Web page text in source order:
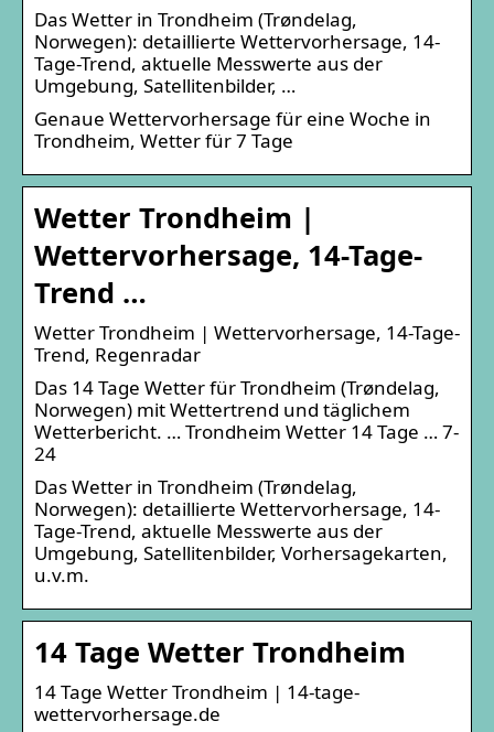
Das Wetter in Trondheim (Trøndelag,
Norwegen): detaillierte Wettervorhersage, 14-
Tage-Trend, aktuelle Messwerte aus der
Umgebung, Satellitenbilder, …
Genaue Wettervorhersage für eine Woche in
Trondheim, Wetter für 7 Tage
Wetter Trondheim |
Wettervorhersage, 14-Tage-
Trend …
Wetter Trondheim | Wettervorhersage, 14-Tage-
Trend, Regenradar
Das 14 Tage Wetter für Trondheim (Trøndelag,
Norwegen) mit Wettertrend und täglichem
Wetterbericht. … Trondheim Wetter 14 Tage … 7-
24
Das Wetter in Trondheim (Trøndelag,
Norwegen): detaillierte Wettervorhersage, 14-
Tage-Trend, aktuelle Messwerte aus der
Umgebung, Satellitenbilder, Vorhersagekarten,
u.v.m.
14 Tage Wetter Trondheim
14 Tage Wetter Trondheim | 14-tage-
wettervorhersage.de